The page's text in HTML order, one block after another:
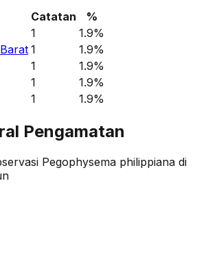
Catatan
%
1 1.9%
1 1.9%
1 1.9%
1 1.9%
1 1.9%
Pengamatan
Pegophysema philippiana di